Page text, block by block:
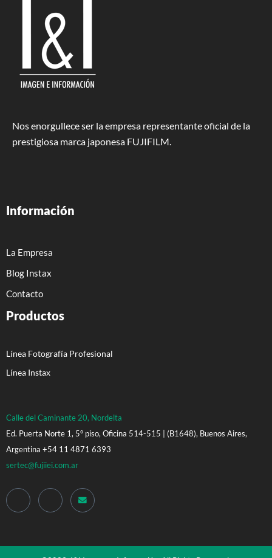
Nos enorgullece ser la empresa representante oficial de la
prestigiosa marca japonesa FUJIFILM.
Información
La Empresa
Blog Instax
Contacto
Productos
Línea Fotografía Profesional
Línea Instax
Calle del Caminante 20, Nordelta
Ed. Puerta Norte 1, 5° piso, Oficina 514-515 | (B1648), Buenos Aires,
Argentina +54 11 4871 6393
sertec@fujiiei.com.ar